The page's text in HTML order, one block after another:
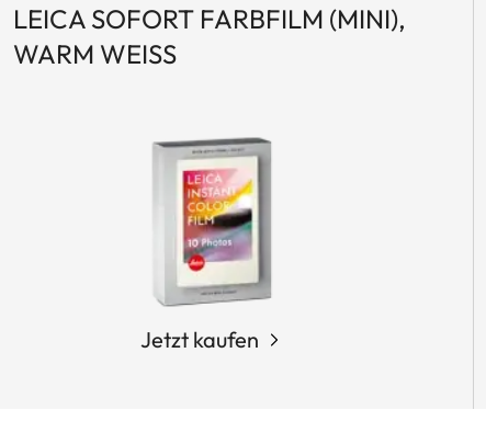
LEICA SOFORT FARBFILM (MINI),
WARM WEISS
Jetzt kaufen